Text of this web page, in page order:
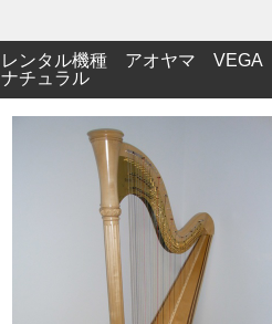
レンタル機種 アオヤマ VEGA
ナチュラル